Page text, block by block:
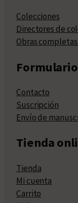
Colecciones
Directores de
Obras
Contacto
Suscripción
Envío de
Tienda
Tienda
Mi cuenta
Carrito